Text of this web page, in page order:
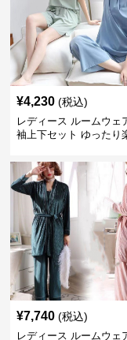
¥4,230 (税込)
レディース ルームウェ
袖上下セット ゆったり
¥7,740 (税込)
レディース ルームウェ